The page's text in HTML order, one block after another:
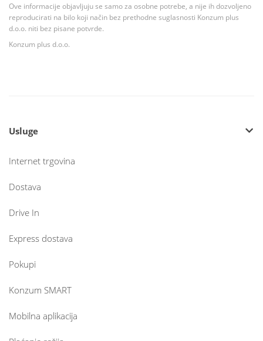
Ove informacije objavljuju se samo za osobne potrebe, a nije ih dozvoljeno
reproducirati na bilo koji način bez prethodne suglasnosti Konzum plus
d.o.o. niti bez pisane potvrde.
Konzum plus d.o.o.
Usluge
Internet trgovina
Dostava
Drive In
Express dostava
Pokupi
Konzum SMART
Mobilna aplikacija